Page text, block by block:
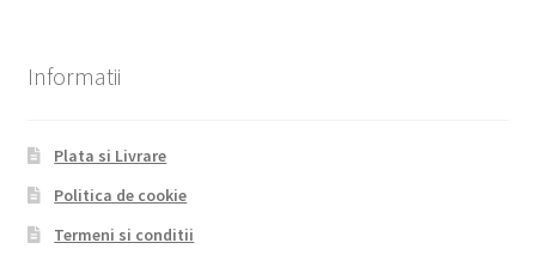
Informatii
Plata si Livrare
Politica de cookie
Termeni si conditii